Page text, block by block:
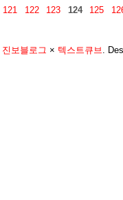
121 122 123 124 125
진보블로그 × 텍스트큐브